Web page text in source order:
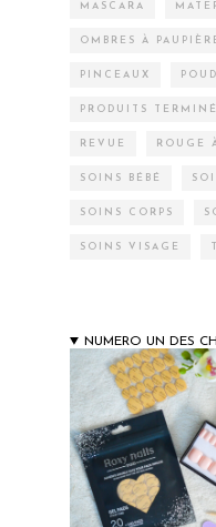
MASCARA
OMBRES À
PINCEAUX
PRODUITS
REVUE ROUGE
SOINS BÉBÉ
SOINS CORPS
SOINS VISAGE
NUMERO UN DES